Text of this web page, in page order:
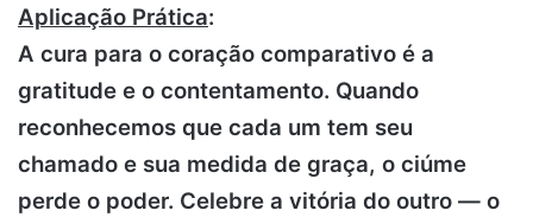
Aplicação Prática:
A cura para o coração comparativo é a
gratitude e o contentamento. Quando
reconhecemos que cada um tem seu
chamado e sua medida de graça, o ciúme
perde o poder. Celebre a vitória do outro — o